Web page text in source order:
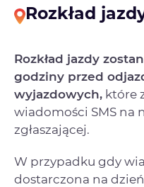
Rozkład
Rozkład jazdy
godziny przed
wyjazdowych, które
wiadomości SMS na
zgłaszającej.
W przypadku gdy
dostarczona na